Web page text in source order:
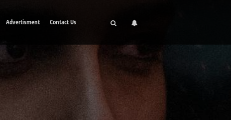
Advertisment Contact Us